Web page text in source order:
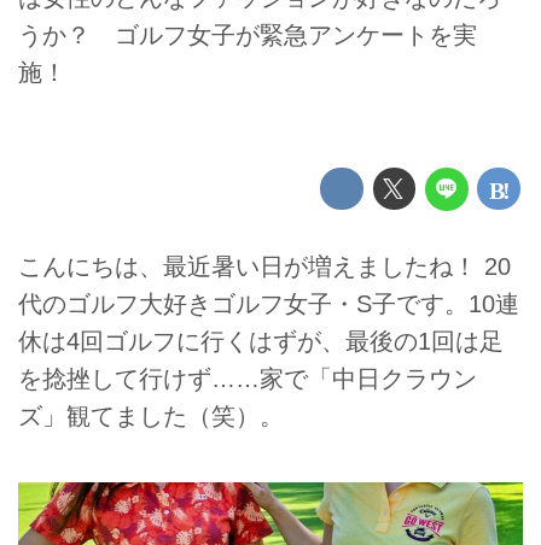
うか？ ゴルフ女子が緊急アンケートを実
施！
こんにちは、最近暑い日が増えましたね！ 20
代のゴルフ大好きゴルフ女子・S子です。10連
休は4回ゴルフに行くはずが、最後の1回は足
を捻挫して行けず……家で「中日クラウン
ズ」観てました（笑）。